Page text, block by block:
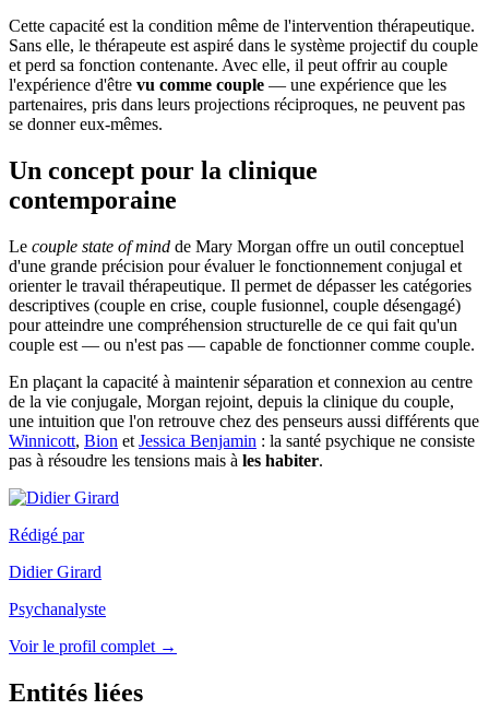
Cette capacité est la condition même de l'intervention thérapeutique.
Sans elle, le thérapeute est aspiré dans le système projectif du couple
et perd sa fonction contenante. Avec elle, il peut offrir au couple
l'expérience d'être vu comme couple — une expérience que les
partenaires, pris dans leurs projections réciproques, ne peuvent pas
se donner eux-mêmes.
Un concept pour la clinique
contemporaine
Le couple state of mind de Mary Morgan offre un outil conceptuel
d'une grande précision pour évaluer le fonctionnement conjugal et
orienter le travail thérapeutique. Il permet de dépasser les catégories
descriptives (couple en crise, couple fusionnel, couple désengagé)
pour atteindre une compréhension structurelle de ce qui fait qu'un
couple est — ou n'est pas — capable de fonctionner comme couple.
En plaçant la capacité à maintenir séparation et connexion au centre
de la vie conjugale, Morgan rejoint, depuis la clinique du couple,
une intuition que l'on retrouve chez des penseurs aussi différents que
Winnicott, Bion et Jessica Benjamin : la santé psychique ne consiste
pas à résoudre les tensions mais à les habiter.
Rédigé par
Didier Girard
Psychanalyste
Voir le profil complet →
Entités liées